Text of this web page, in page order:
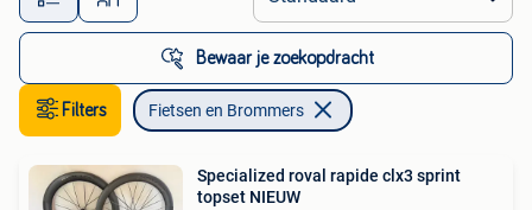
Bewaar je zoekopdracht
Filters Fietsen en Brommers
Specialized roval rapide clx3 sprint
topset NIEUW